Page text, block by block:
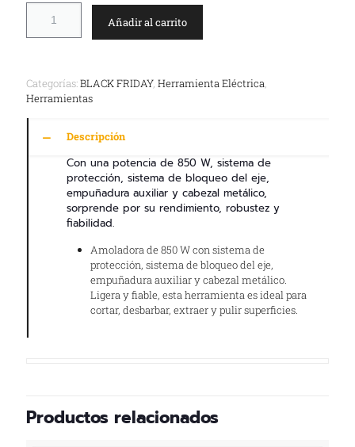
Añadir al carrito
Categorías:BLACK FRIDAY, Herramienta Eléctrica
Herramientas
Descripción
Con una potencia de 850 W, sistema de
protección, sistema de bloqueo del eje,
empuñadura auxiliar y cabezal metálico,
sorprende por su rendimiento, robustez y
fiabilidad.
Amoladora de 850 W con sistema de
protección, sistema de bloqueo del eje,
empuñadura auxiliar y cabezal metálico.
Ligera y fiable, esta herramienta es ideal para
cortar, desbarbar, extraer y pulir superficies.
Productos relacionados